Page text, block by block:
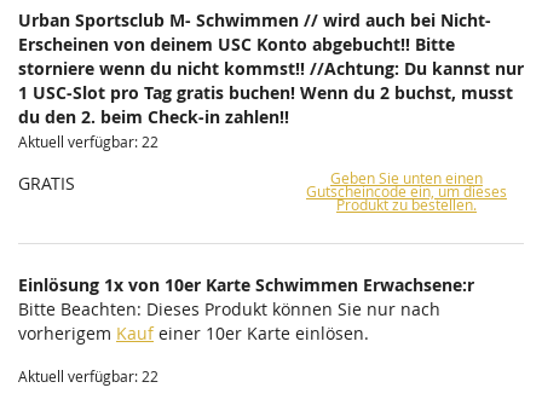
Urban Sportsclub M- Schwimmen // wird auch bei Nicht-
Erscheinen von deinem USC Konto abgebucht!! Bitte
storniere wenn du nicht kommst!! //Achtung: Du kannst nur
1 USC-Slot pro Tag gratis buchen! Wenn du 2 buchst, musst
du den 2. beim Check-in zahlen!!
Aktuell verfügbar: 22
GRATIS Geben Sie unten einen
Gutscheincode ein, um dieses
Produkt zu bestellen.
Einlösung 1x von 10er Karte Schwimmen Erwachsene:r
Bitte Beachten: Dieses Produkt können Sie nur nach
vorherigem Kaufeiner 10er Karte einlösen.
Aktuell verfügbar: 22